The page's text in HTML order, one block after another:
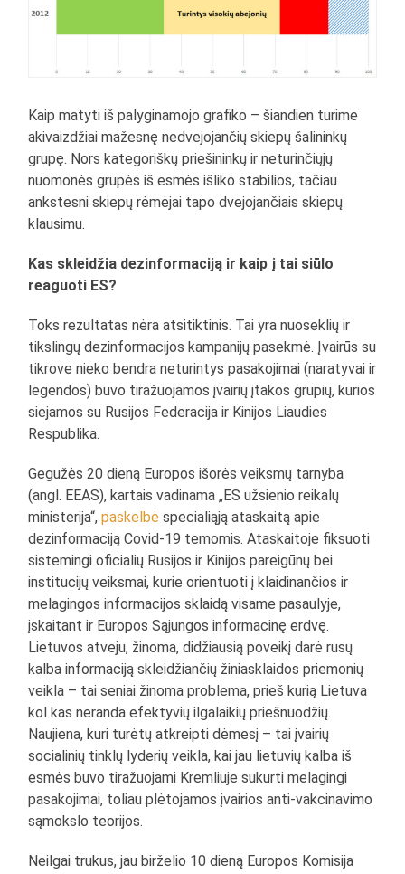
Kaip matyti iš palyginamojo grafiko – šiandien turime
akivaizdžiai mažesnę nedvejojančių skiepų šalininkų
grupę. Nors kategoriškų priešininkų ir neturinčiųjų
nuomonės grupės iš esmės išliko stabilios, tačiau
ankstesni skiepų rėmėjai tapo dvejojančiais skiepų
klausimu.
Kas skleidžia dezinformaciją ir kaip į tai siūlo
reaguoti ES?
Toks rezultatas nėra atsitiktinis. Tai yra nuoseklių ir
tikslingų dezinformacijos kampanijų pasekmė. Įvairūs su
tikrove nieko bendra neturintys pasakojimai (naratyvai ir
legendos) buvo tiražuojamos įvairių įtakos grupių, kurios
siejamos su Rusijos Federacija ir Kinijos Liaudies
Respublika.
Gegužės 20 dieną Europos išorės veiksmų tarnyba
(angl. EEAS), kartais vadinama „ES užsienio reikalų
ministerija“,paskelbė specialiąją ataskaitą apie
dezinformaciją Covid-19 temomis. Ataskaitoje fiksuoti
sistemingi oficialių Rusijos ir Kinijos pareigūnų bei
institucijų veiksmai, kurie orientuoti į klaidinančios ir
melagingos informacijos sklaidą visame pasaulyje,
įskaitant ir Europos Sąjungos informacinę erdvę.
Lietuvos atveju, žinoma, didžiausią poveikį darė rusų
kalba informaciją skleidžiančių žiniasklaidos priemonių
veikla – tai seniai žinoma problema, prieš kurią Lietuva
kol kas neranda efektyvių ilgalaikių priešnuodžių.
Naujiena, kuri turėtų atkreipti dėmesį – tai įvairių
socialinių tinklų lyderių veikla, kai jau lietuvių kalba iš
esmės buvo tiražuojami Kremliuje sukurti melagingi
pasakojimai, toliau plėtojamos įvairios anti-vakcinavimo
sąmokslo teorijos.
Neilgai trukus, jau birželio 10 dieną Europos Komisija